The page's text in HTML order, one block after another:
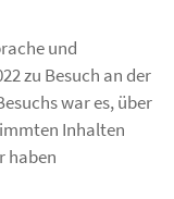
und
zu Besuch an der
war es, über
Inhalten
haben